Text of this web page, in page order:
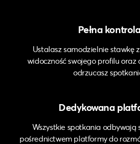
Pełna kontrola
Ustalasz samodzielnie stawkę
widoczność swojego profilu oraz
odrzucasz
Dedykowana
Wszystkie spotkania odbywają
pośrednictwem platformy do